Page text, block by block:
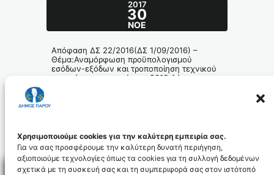
Χρησιμοποιούμε cookies για την καλύτερη εμπειρία σας.
Για να σας προσφέρουμε την καλύτερη δυνατή περιήγηση,
αξιοποιούμε τεχνολογίες όπως τα cookies για τη συλλογή δεδομένων
σχετικά με τη συσκευή σας και τη συμπεριφορά σας στον ιστότοπό
2017
30
ΝΟΈ
Απόφαση ΔΣ 22/2016(ΔΣ 1/09/2016) –
Θέμα:Αναμόρφωση προϋπολογισμού
εσόδων-εξόδων και τροποποίηση τεχνικού
προγράμματος οικ. έτους 2016 Δήμου
286-2016_id4755